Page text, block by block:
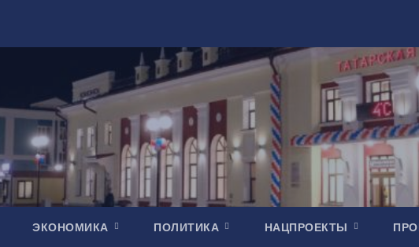
ЭКОНОМИКА ПОЛИТИКА НАЦПРОЕКТЫ